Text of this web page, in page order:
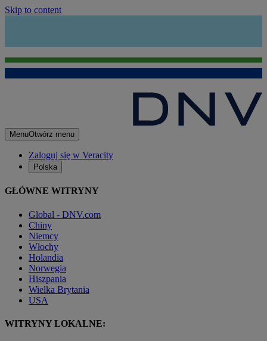
Skip to content
MenuOtwórz menu
Zaloguj się w Veracity
Polska
GŁÓWNE WITRYNY
Global - DNV.com
Chiny
Niemcy
Włochy
Holandia
Norwegia
Hiszpania
Wielka Brytania
USA
WITRYNY LOKALNE: